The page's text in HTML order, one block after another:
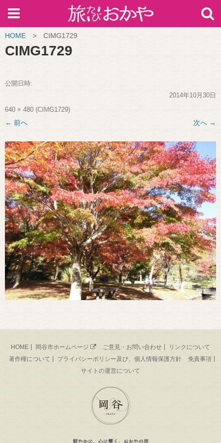
HOME > CIMG1729
CIMG1729
公開日時:
2014年10月30日
640 × 480 (CIMG1729)
← 前へ 次へ →
HOME 岡谷市ホームページ ご意見・お問い合わせ
リンクについて
著作権について
プライバシーポリシー及び、個人情報保護方針
免責事項
サイトの運営について